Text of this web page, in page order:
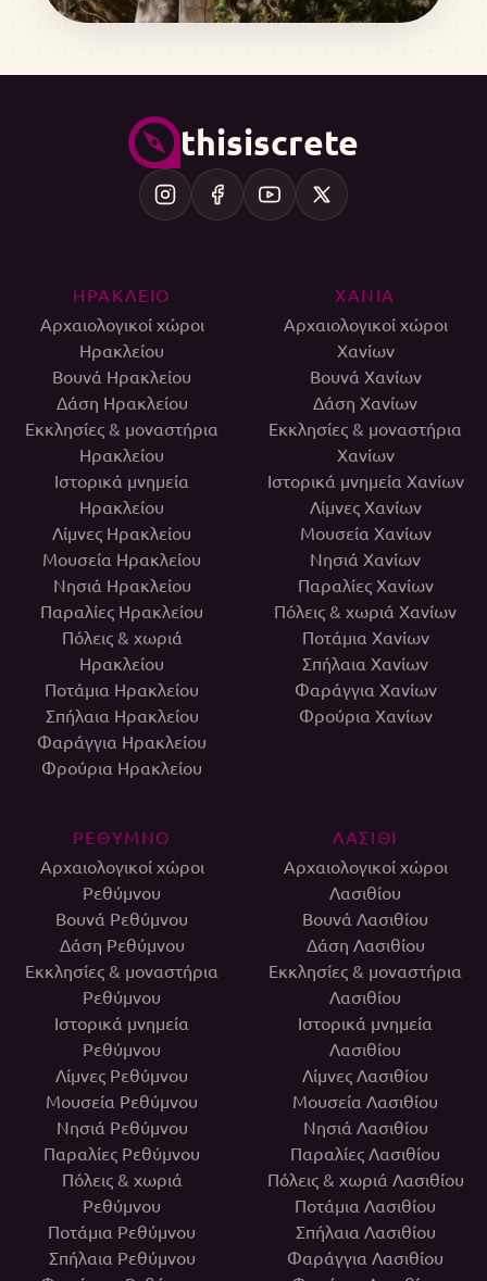
thisiscrete
ΗΡΑΚΛΕΙΟ
Αρχαιολογικοί χώροι
Ηρακλείου
Βουνά Ηρακλείου
Δάση Ηρακλείου
Εκκλησίες & μοναστήρια
Ηρακλείου
Ιστορικά μνημεία
Ηρακλείου
Λίμνες Ηρακλείου
Μουσεία Ηρακλείου
Νησιά Ηρακλείου
Παραλίες Ηρακλείου
Πόλεις & χωριά
Ηρακλείου
Ποτάμια Ηρακλείου
Σπήλαια Ηρακλείου
Φαράγγια Ηρακλείου
Φρούρια Ηρακλείου
ΧΑΝΙΑ
Αρχαιολογικοί χώροι
Χανίων
Βουνά Χανίων
Δάση Χανίων
Εκκλησίες & μοναστήρια
Χανίων
Ιστορικά μνημεία Χανίων
Λίμνες Χανίων
Μουσεία Χανίων
Νησιά Χανίων
Παραλίες Χανίων
Πόλεις & χωριά Χανίων
Ποτάμια Χανίων
Σπήλαια Χανίων
Φαράγγια Χανίων
Φρούρια Χανίων
ΡΕΘΥΜΝΟ
Αρχαιολογικοί χώροι
Ρεθύμνου
Βουνά Ρεθύμνου
Δάση Ρεθύμνου
Εκκλησίες & μοναστήρια
Ρεθύμνου
Ιστορικά μνημεία
Ρεθύμνου
Λίμνες Ρεθύμνου
Μουσεία Ρεθύμνου
Νησιά Ρεθύμνου
Παραλίες Ρεθύμνου
Πόλεις & χωριά
Ρεθύμνου
Ποτάμια Ρεθύμνου
Σπήλαια Ρεθύμνου
ΛΑΣΙΘΙ
Αρχαιολογικοί χώροι
Λασιθίου
Βουνά Λασιθίου
Δάση Λασιθίου
Εκκλησίες & μοναστήρια
Λασιθίου
Ιστορικά μνημεία
Λασιθίου
Λίμνες Λασιθίου
Μουσεία Λασιθίου
Νησιά Λασιθίου
Παραλίες Λασιθίου
Πόλεις & χωριά Λασιθίου
Ποτάμια Λασιθίου
Σπήλαια Λασιθίου
Φαράγγια Λασιθίου